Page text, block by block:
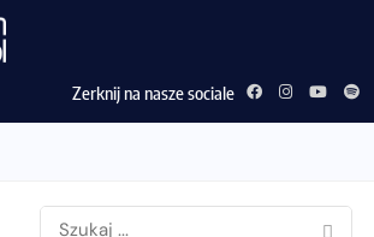
Zerknij na nasze sociale